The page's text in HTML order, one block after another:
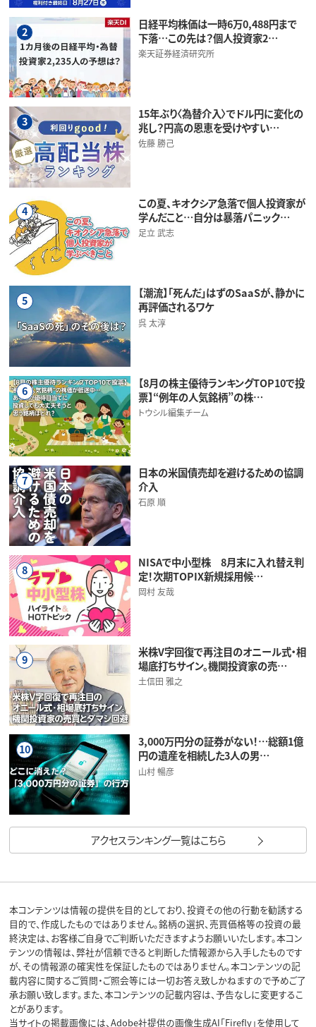
2
日経平均株価は一時6万0,488円まで
下落…この先は？個人投資家2…
楽天証券経済研究所
3
15年ぶり〈為替介入〉でドル円に変化の
兆し？円高の恩恵を受けやすい…
佐藤 勝己
4
この夏、キオクシア急落で個人投資家が
学んだこと…自分は暴落パニック…
足立 武志
5
【潮流】「死んだ」はずのSaaSが、静かに
再評価されるワケ
呉 太淳
6
【8月の株主優待ランキングTOP10で投
票】“例年の人気銘柄”の株…
トウシル編集チーム
7
日本の米国債売却を避けるための協調
介入
石原 順
8
NISAで中小型株 8月末に入れ替え判
定！次期TOPIX新規採用候…
岡村 友哉
9
米株V字回復で再注目のオニール式・相
場底打ちサイン。機関投資家の売…
土信田 雅之
10
3,000万円分の証券がない！…総額1億
円の遺産を相続した3人の男…
山村 暢彦
アクセスランキング一覧はこちら
本コンテンツは情報の提供を目的としており、投資その他の行動を勧誘する
目的で、作成したものではありません。銘柄の選択、売買価格等の投資の最
終決定は、お客様ご自身でご判断いただきますようお願いいたします。本コン
テンツの情報は、弊社が信頼できると判断した情報源から入手したものです
が、その情報源の確実性を保証したものではありません。本コンテンツの記
載内容に関するご質問・ご照会等には一切お答え致しかねますので予めご了
承お願い致します。また、本コンテンツの記載内容は、予告なしに変更するこ
とがあります。
当サイトの掲載画像には、Adobe社提供の画像生成AI「Firefly」を使用して